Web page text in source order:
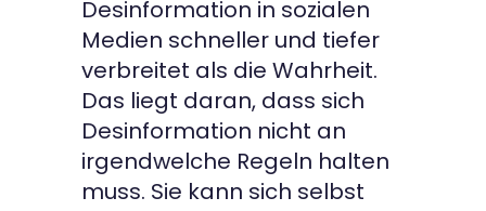
Desinformation in sozialen
Medien schneller und tiefer
verbreitet als die Wahrheit.
Das liegt daran, dass sich
Desinformation nicht an
irgendwelche Regeln halten
muss. Sie kann sich selbst